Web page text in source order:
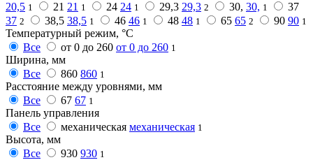
20,5 1 21 21 1 24 24 1 29,3 29,3 2 30, 30, 1
37
37 2 38,5 38,5 1 46 46 1 48 48 1 65 65 2 90 90 1
Температурный режим, °C
Все
от 0 до 260 от 0 до 260 1
Ширина, мм
Все
860 860 1
Расстояние между уровнями, мм
Все
67 67 1
Панель управления
Все
механическая механическая 1
Высота, мм
Все
930 930 1